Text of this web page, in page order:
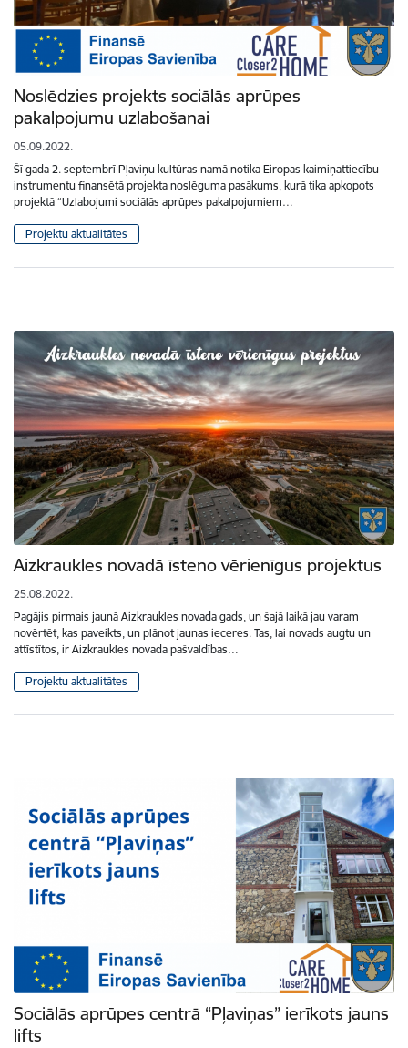
Noslēdzies projekts sociālās aprūpes
pakalpojumu uzlabošanai
05.09.2022.
Šī gada 2. septembrī Pļaviņu kultūras namā notika Eiropas kaimiņattiecību
instrumentu finansētā projekta noslēguma pasākums, kurā tika apkopots
projektā “Uzlabojumi sociālās aprūpes pakalpojumiem…
Projektu aktualitātes
Aizkraukles novadā īsteno vērienīgus projektus
25.08.2022.
Pagājis pirmais jaunā Aizkraukles novada gads, un šajā laikā jau varam
novērtēt, kas paveikts, un plānot jaunas ieceres. Tas, lai novads augtu un
attīstītos, ir Aizkraukles novada pašvaldības…
Projektu aktualitātes
Sociālās aprūpes centrā “Pļaviņas” ierīkots jauns
lifts